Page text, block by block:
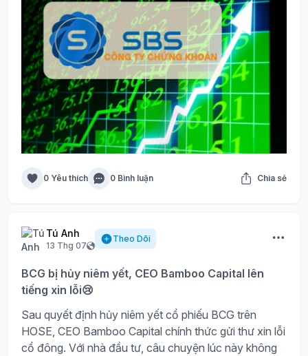
0 Yêu thích 0 Bình luận Chia sẻ
Tú Anh
13 Thg 07
Theo Dõi
BCG bị hủy niêm yết, CEO Bamboo Capital lên
tiếng xin lỗi😢
Sau quyết định hủy niêm yết cổ phiếu BCG trên
HOSE, CEO Bamboo Capital chính thức gửi thư xin lỗi
cổ đông. Với nhà đầu tư, câu chuyện lúc này không